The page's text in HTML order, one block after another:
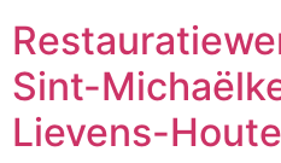
Sint-
Lievens-